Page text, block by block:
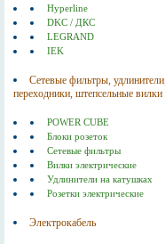
Hyperline
DKC / ДКС
LEGRAND
IEK
Сетевые фильтры, удлинители,
переходники, штепсельные вилки
POWER CUBE
Блоки розеток
Сетевые фильтры
Вилки электрические
Удлинители на катушках
Розетки электрические
Электрокабель